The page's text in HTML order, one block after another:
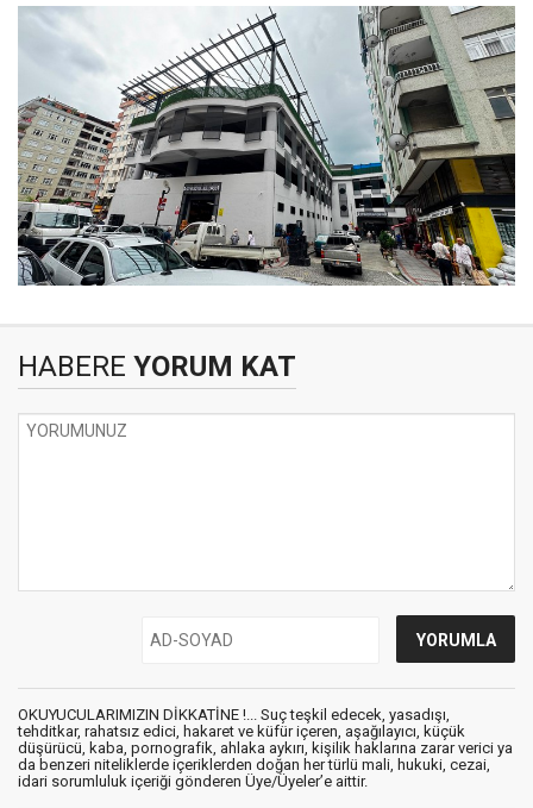
HABERE YORUM KAT
OKUYUCULARIMIZIN DİKKATİNE !... Suç teşkil edecek, yasadışı,
tehditkar, rahatsız edici, hakaret ve küfür içeren, aşağılayıcı, küçük
düşürücü, kaba, pornografik, ahlaka aykırı, kişilik haklarına zarar verici ya
da benzeri niteliklerde içeriklerden doğan her türlü mali, hukuki, cezai,
idari sorumluluk içeriği gönderen Üye/Üyeler’e aittir.